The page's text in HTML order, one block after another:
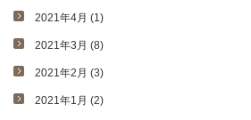
2021年4月 (1)
2021年3月 (8)
2021年2月 (3)
2021年1月 (2)